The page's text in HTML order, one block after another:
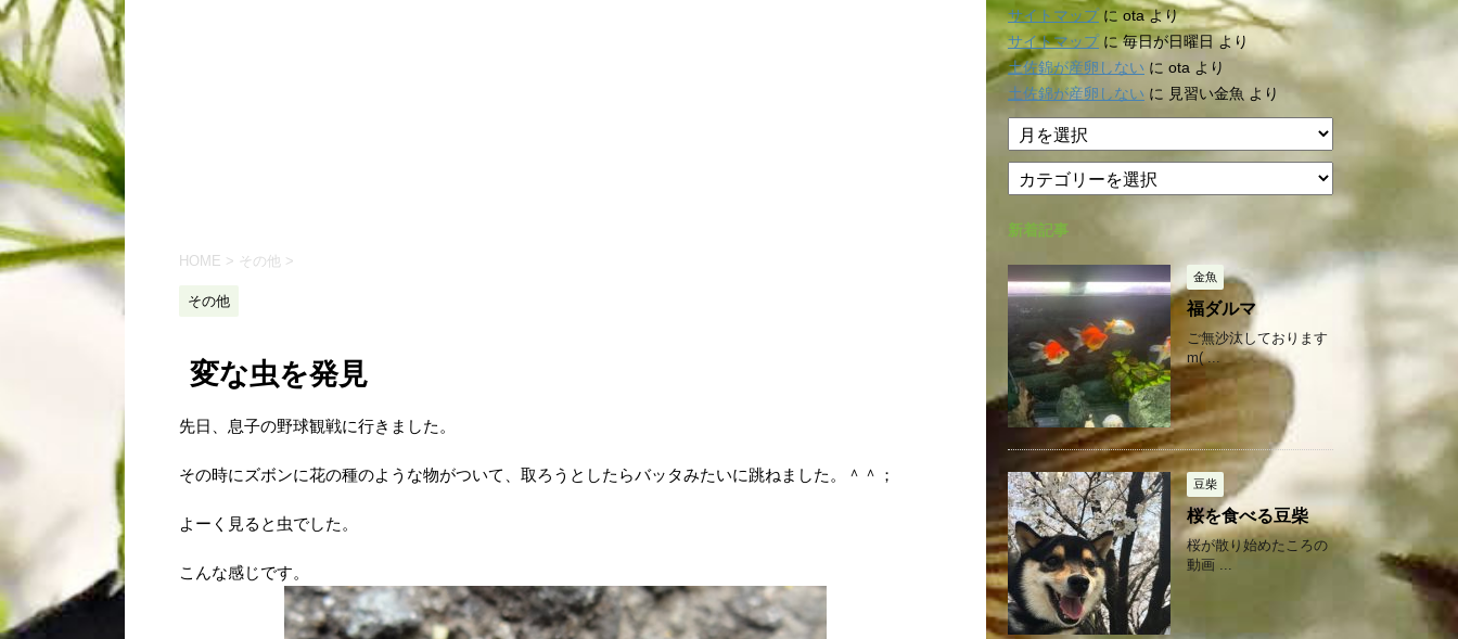
HOME > その他 >
その他
変な虫を発見
先日、息子の野球観戦に行きました。
その時にズボンに花の種のような物がついて、取ろうとしたらバッタみたいに跳ねました。＾＾；
よーく見ると虫でした。
こんな感じです。
サイトマップにotaより
サイトマップに毎日が日曜日より
土佐錦が産卵しない に ota より
土佐錦が産卵しない に 見習い金魚 より
ア
ー
イ
テ
リ
ー
新着記事
金魚
福ダルマ
ご無沙汰しております
m( ...
豆柴
桜を食べる豆柴
桜が散り始めたころの
動画 ...